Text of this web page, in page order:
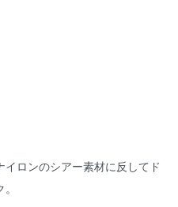
ロンのシアー素材に反してド